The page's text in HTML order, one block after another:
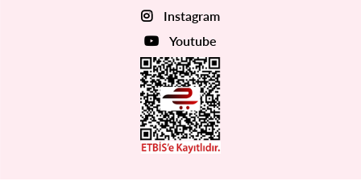
Instagram
Youtube